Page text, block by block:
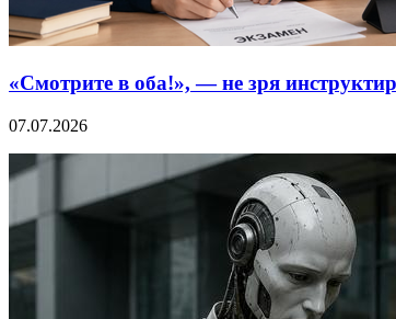
«Смотрите в оба!», — не зря
07.07.2026